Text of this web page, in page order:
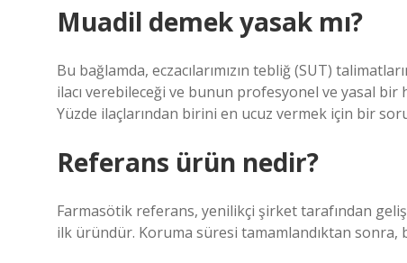
Muadil demek yasak mı?
Bu bağlamda, eczacılarımızın tebliğ (SUT)
ilacı verebileceği ve bunun profesyonel ve yasal
Yüzde ilaçlarından birini en ucuz vermek için bir
Referans ürün nedir?
Farmasötik referans, yenilikçi şirket tarafından
ilk üründür. Koruma süresi tamamlandıktan